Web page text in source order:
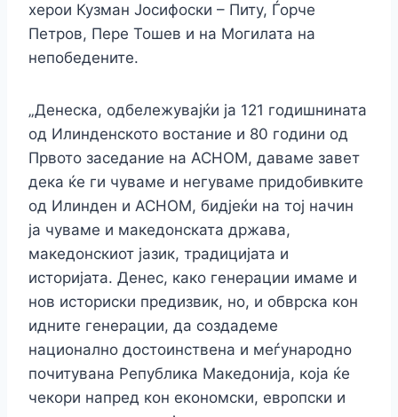
херои Кузман Јосифоски – Питу, Ѓорче
Петров, Пере Тошев и на Могилата на
непобедените.
„Денеска, одбележувајќи ја 121 годишнината
од Илинденското востание и 80 години од
Првото заседание на АСНОМ, даваме завет
дека ќе ги чуваме и негуваме придобивките
од Илинден и АСНОМ, бидјеќи на тој начин
ја чуваме и македонската држава,
македонскиот јазик, традицијата и
историјата. Денес, како генерации имаме и
нов историски предизвик, но, и обврска кон
идните генерации, да создадеме
национално достоинствена и меѓународно
почитувана Република Македонија, која ќе
чекори напред кон економски, европски и